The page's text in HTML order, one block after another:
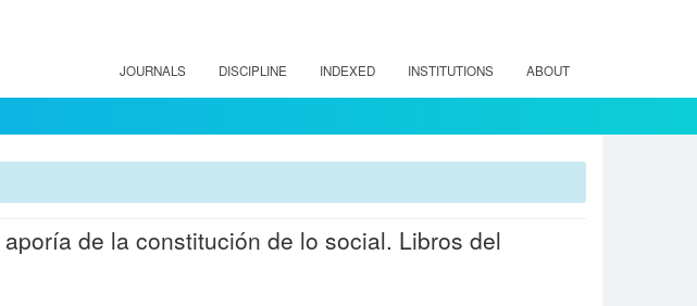
JOURNALS DISCIPLINE INDEXED INSTITUTIONS ABOUT
de la constitución de lo social. Libros del